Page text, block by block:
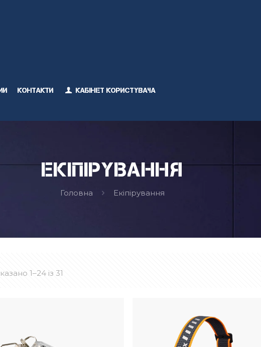
Контакти Кабінет користувача
Екіпірування
Головна Екіпірування
1–24 із 31